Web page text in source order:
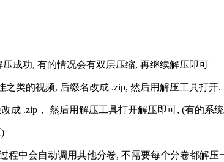
成功, 有的情况会有双层压缩, 再继续解压即可
类的视频, 后缀名改成 .zip, 然后用解压工具打开.
成 .zip， 然后用解压工具打开解压即可, (有的系
程中会自动调用其他分卷, 不需要每个分卷都解